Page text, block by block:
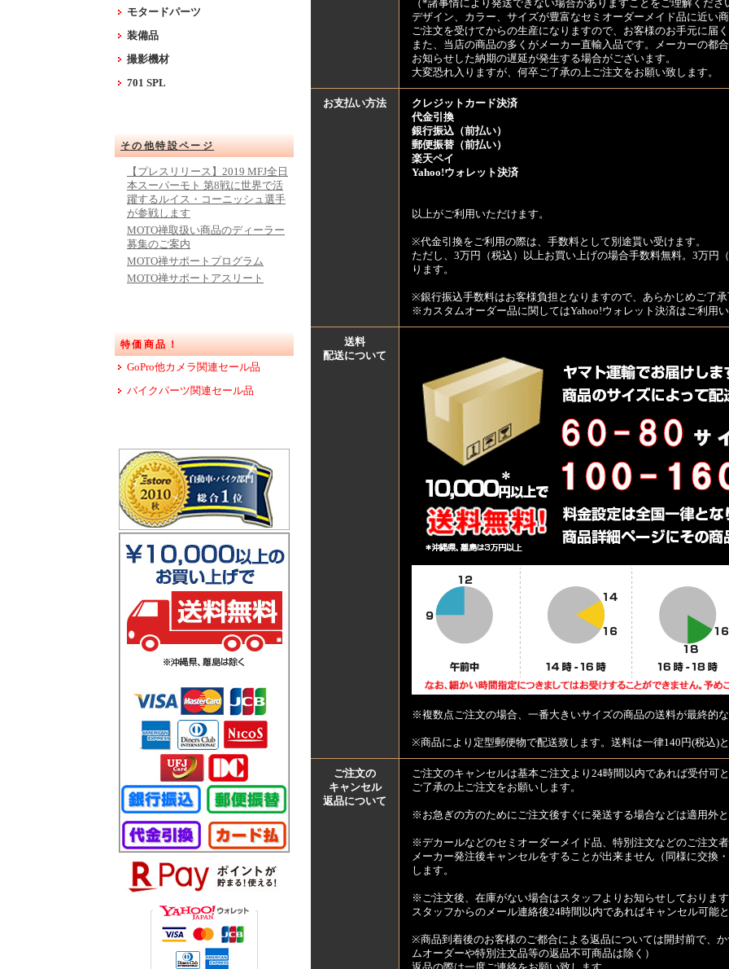
モタードパーツ
装備品
撮影機材
701 SPL
その他特設ページ
【プレスリリース】2019 MFJ全日
本スーパーモト 第8戦に世界で活
躍するルイス・コーニッシュ選手
が参戦します
MOTO禅取扱い商品のディーラー
募集のご案内
MOTO禅サポートプログラム
MOTO禅サポートアスリート
特価商品！
GoPro他カメラ関連セール品
バイクパーツ関連セール品
（*諸事情により発送できない場合がありますことをご理解くださ
デザイン、カラー、サイズが豊富なセミオーダーメイド品に近い
ご注文を受けてからの生産になりますので、お客様のお手元に届
また、当店の商品の多くがメーカー直輸入品です。メーカーの都
お知らせした納期の遅延が発生する場合がございます。
大変恐れ入りますが、何卒ご了承の上ご注文をお願い致します。
お支払い方法
クレジットカード決済
代金引換
銀行振込（前払い）
郵便振替（前払い）
楽天ペイ
Yahoo!ウォレット決済
以上がご利用いただけます。
※代金引換をご利用の際は、手数料として別途貰い受けます。
ただし、3万円（税込）以上お買い上げの場合手数料無料。3万円
ります。
※銀行振込手数料はお客様負担となりますので、あらかじめご了承
※カスタムオーダー品に関してはYahoo!ウォレット決済はご利用
送料
配送について
※複数点ご注文の場合、一番大きいサイズの商品の送料が最終的な
※商品により定型郵便物で配送致します。送料は一律140円(税込)と
ご注文の
キャンセル
返品について
ご注文のキャンセルは基本ご注文より24時間以内であれば受付可
ご了承の上ご注文をお願いします。
※お急ぎの方のためにご注文後すぐに発送する場合などは適用外と
※デカールなどのセミオーダーメイド品、特別注文などのご注文
メーカー発注後キャンセルをすることが出来ません（同様に交換
します。
※ご注文後、在庫がない場合はスタッフよりお知らせしておりま
スタッフからのメール連絡後24時間以内であればキャンセル可能
※商品到着後のお客様のご都合による返品については開封前で、
ムオーダーや特別注文品等の返品不可商品は除く）